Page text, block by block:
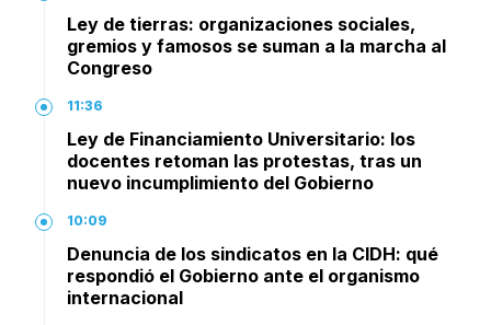
Ley de tierras: organizaciones sociales,
gremios y famosos se suman a la marcha al
Congreso
11:36
Ley de Financiamiento Universitario: los
docentes retoman las protestas, tras un
nuevo incumplimiento del Gobierno
10:09
Denuncia de los sindicatos en la CIDH: qué
respondió el Gobierno ante el organismo
internacional